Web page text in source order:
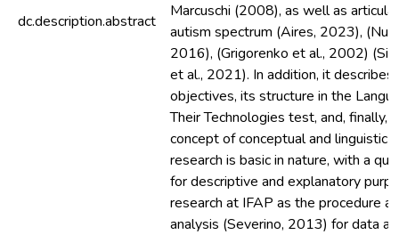
dc.description.abstract
Marcuschi (2008), as well as
autism spectrum (Aires, 2023),
2016), (Grigorenko et al., 2002)
et al., 2021). In addition, it
objectives, its structure in the
Their Technologies test, and, finally,
concept of conceptual and linguistic
research is basic in nature, with a
for descriptive and explanatory
research at IFAP as the procedure
analysis (Severino, 2013) for data